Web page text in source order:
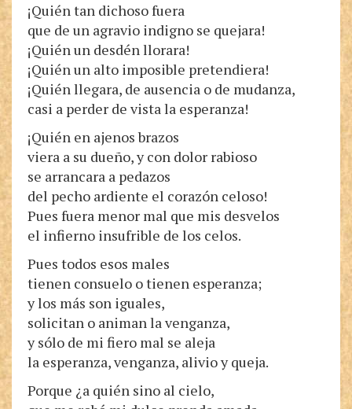
¡Quién tan dichoso fuera
que de un agravio indigno se quejara!
¡Quién un desdén llorara!
¡Quién un alto imposible pretendiera!
¡Quién llegara, de ausencia o de mudanza,
casi a perder de vista la esperanza!
¡Quién en ajenos brazos
viera a su dueño, y con dolor rabioso
se arrancara a pedazos
del pecho ardiente el corazón celoso!
Pues fuera menor mal que mis desvelos
el infierno insufrible de los celos.
Pues todos esos males
tienen consuelo o tienen esperanza;
y los más son iguales,
solicitan o animan la venganza,
y sólo de mi fiero mal se aleja
la esperanza, venganza, alivio y queja.
Porque ¿a quién sino al cielo,